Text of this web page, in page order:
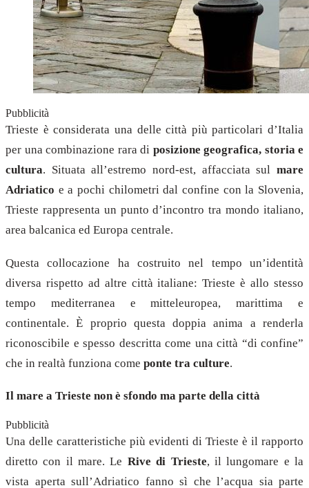
Pubblicità
Trieste è considerata una delle città più particolari d’Italia
per una combinazione rara di posizione geografica, storia e
cultura. Situata all’estremo nord-est, affacciata sul mare
Adriatico e a pochi chilometri dal confine con la Slovenia,
Trieste rappresenta un punto d’incontro tra mondo italiano,
area balcanica ed Europa centrale.
Questa collocazione ha costruito nel tempo un’identità
diversa rispetto ad altre città italiane: Trieste è allo stesso
tempo mediterranea e mitteleuropea, marittima e
continentale. È proprio questa doppia anima a renderla
riconoscibile e spesso descritta come una città “di confine”
che in realtà funziona come ponte tra culture.
Il mare a Trieste non è sfondo ma parte della città
Pubblicità
Una delle caratteristiche più evidenti di Trieste è il rapporto
diretto con il mare. Le Rive di Trieste, il lungomare e la
vista aperta sull’Adriatico fanno sì che l’acqua sia parte